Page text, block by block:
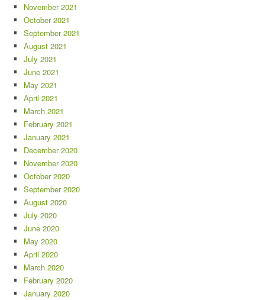
November 2021
October 2021
September 2021
August 2021
July 2021
June 2021
May 2021
April 2021
March 2021
February 2021
January 2021
December 2020
November 2020
October 2020
September 2020
August 2020
July 2020
June 2020
May 2020
April 2020
March 2020
February 2020
January 2020